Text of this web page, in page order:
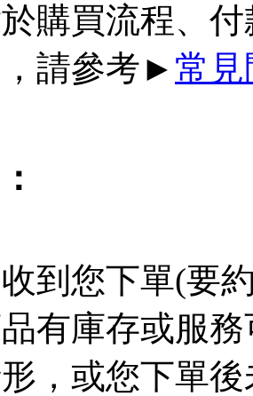
購買流程、
請參考► 常
到您下單(要
有庫存或服
，或您下單